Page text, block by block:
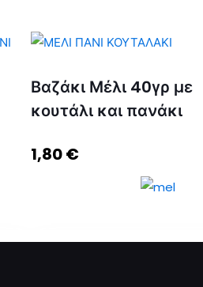
Βαζάκι Μέλι 40γρ με
κουτάλι και πανάκι
1,80€